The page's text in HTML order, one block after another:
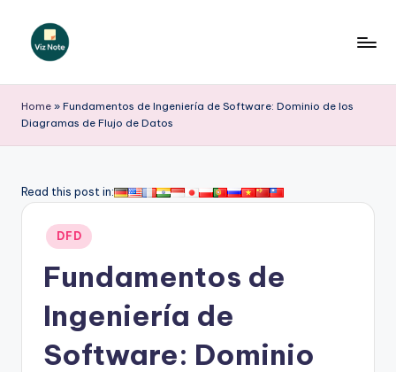
Saltar
iz
N
t
ni
Home » Fundamentos de Ingeniería de Software: Dominio de los
Diagramas de Flujo de Datos
Read this post in:
Publicado
en
DFD
Fundamentos de
Ingeniería de
Software: Dominio